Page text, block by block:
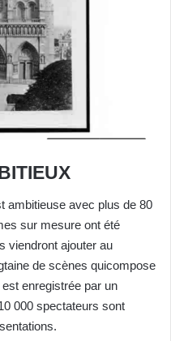
ambitieuse avec plus de 80
sur mesure ont été
viendront ajouter au
de scènes quicompose
enregistrée par un
000 spectateurs sont